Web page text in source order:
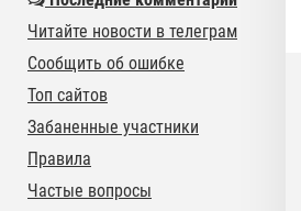
Читайте новости в телеграм
Сообщить об ошибке
Топ сайтов
Забаненные участники
Правила
Частые вопросы